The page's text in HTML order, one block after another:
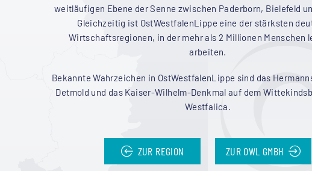
weitläufigen Ebene der Senne zwischen Paderborn, Bielefeld
Gleichzeitig ist OstWestfalenLippe eine der stärksten
Wirtschaftsregionen, in der mehr als 2 Millionen Menschen
arbeiten.
Bekannte Wahrzeichen in OstWestfalenLippe sind das
Detmold und das Kaiser-Wilhelm-Denkmal auf dem
Westfalica.
ZUR REGION ZUR OWL GMBH